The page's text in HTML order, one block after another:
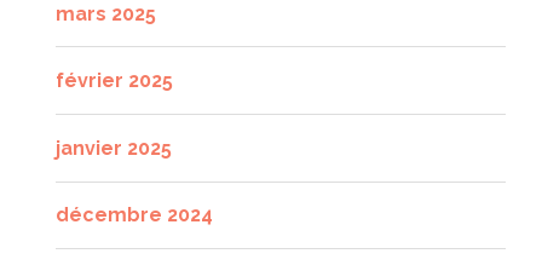
mars 2025
février 2025
janvier 2025
décembre 2024